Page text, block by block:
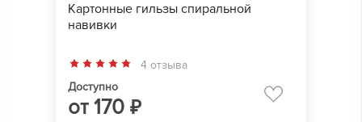
Картонные гильзы спиральной
навивки
4 отзыва
Доступно
от170 ₽